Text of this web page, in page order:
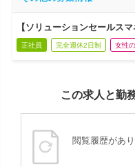
【ソリューションセールス
正社員 完全週休2日制 女性
この求人と勤
閲覧履歴があ